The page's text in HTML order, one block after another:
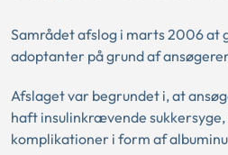
Samrådet afslog i marts 2006 at
adoptanter på grund af
Afslaget var begrundet i, at
haft insulinkrævende
komplikationer i form af